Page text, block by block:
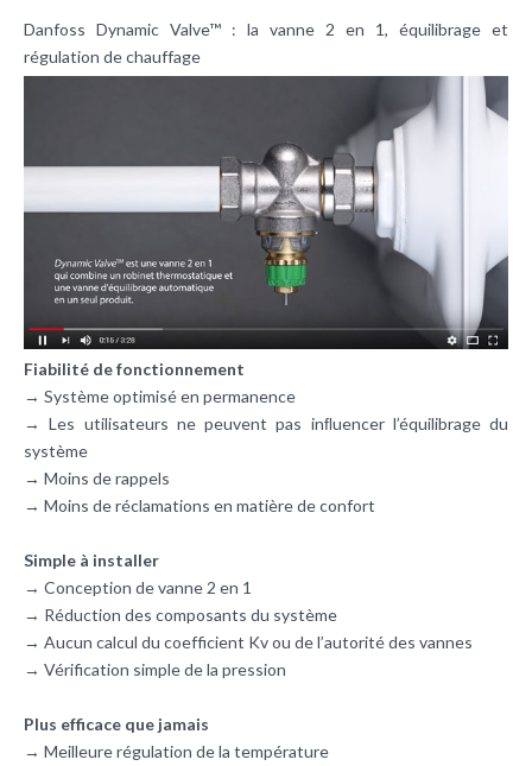
Danfoss Dynamic Valve™ : la vanne 2 en 1, équilibrage et
régulation de chauffage
Fiabilité de fonctionnement
→ Système optimisé en permanence
→ Les utilisateurs ne peuvent pas inﬂuencer l’équilibrage du
système
→ Moins de rappels
→ Moins de réclamations en matière de confort
Simple à installer
→ Conception de vanne 2 en 1
→ Réduction des composants du système
→ Aucun calcul du coefficient Kv ou de l’autorité des vannes
→ Vérification simple de la pression
Plus efficace que jamais
→ Meilleure régulation de la température